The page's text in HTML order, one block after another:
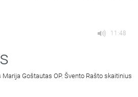
11:48
Goštautas OP. Švento Rašto skaitinius